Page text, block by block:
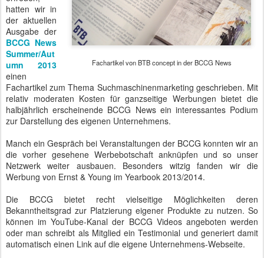
Fachartikel von BTB concept in der BCCG News
hatten wir in
der aktuellen
Ausgabe der
BCCG News
Summer/Aut
umn 2013
einen
Fachartikel zum Thema Suchmaschinenmarketing geschrieben. Mit
relativ moderaten Kosten für ganzseitige Werbungen bietet die
halbjährlich erscheinende BCCG News ein interessantes Podium
zur Darstellung des eigenen Unternehmens.
Manch ein Gespräch bei Veranstaltungen der BCCG konnten wir an
die vorher gesehene Werbebotschaft anknüpfen und so unser
Netzwerk weiter ausbauen. Besonders witzig fanden wir die
Werbung von Ernst & Young im Yearbook 2013/2014.
Die BCCG bietet recht vielseitige Möglichkeiten deren
Bekanntheitsgrad zur Platzierung eigener Produkte zu nutzen. So
können im YouTube-Kanal der BCCG Videos angeboten werden
oder man schreibt als Mitglied ein Testimonial und generiert damit
automatisch einen Link auf die eigene Unternehmens-Webseite.